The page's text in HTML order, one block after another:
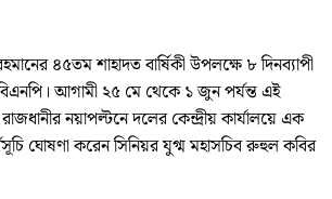
৪৫তম শাহাদত বার্ষিকী উপলক্ষে ৮ দিনব্যাপী
আগামী ২৫ মে থেকে ১ জুন পর্যন্ত এই
নয়াপল্টনে দলের কেন্দ্রীয় কার্যালয়ে এক
ঘোষণা করেন সিনিয়র যুগ্ম মহাসচিব রুহুল কবির